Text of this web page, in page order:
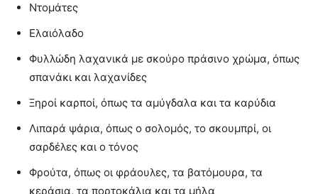
Ντομάτες
Ελαιόλαδο
Φυλλώδη λαχανικά με σκούρο πράσινο χρώμα, όπως
σπανάκι και λαχανίδες
Ξηροί καρποί, όπως τα αμύγδαλα και τα καρύδια
Λιπαρά ψάρια, όπως ο σολομός, το σκουμπρί, οι
σαρδέλες και ο τόνος
Φρούτα, όπως οι φράουλες, τα βατόμουρα, τα
κεράσια, τα πορτοκάλια και τα μήλα